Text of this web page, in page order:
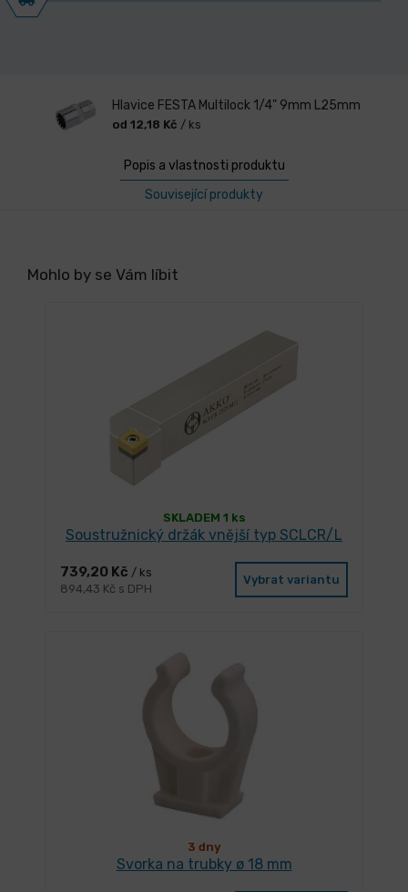
Hlavice FESTA Multilock 1/4" 9mm L25mm
od 12,18 Kč / ks
Popis a vlastnosti produktu
Související produkty
Mohlo by se Vám líbit
SKLADEM 1 ks
Soustružnický držák vnější typ SCLCR/L
739,20 Kč / ks
894,43 Kč s DPH
Vybrat variantu
3 dny
Svorka na trubky ø 18 mm